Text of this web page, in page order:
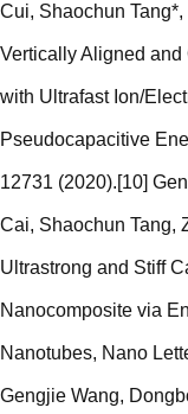
Cui, Shaochun
Vertically Aligned and
with Ultrafast Ion/
Pseudocapacitive
12731 (2020).[10]
Cai, Shaochun Tang,
Ultrastrong and Stiff
Nanocomposite via
Nanotubes, Nano
Gengjie Wang,